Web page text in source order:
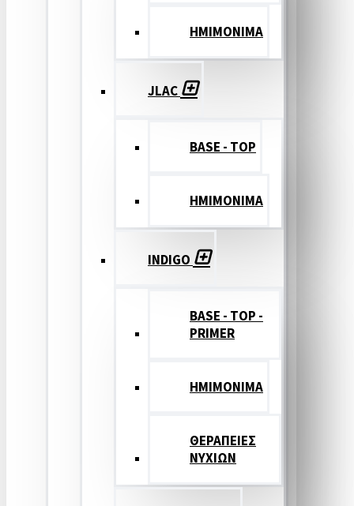
ΗΜΙΜΟΝΙΜΑ
JLAC
BASE - TOP
ΗΜΙΜΟΝΙΜΑ
INDIGO
BASE - TOP -
PRIMER
HMIMONIMA
ΘΕΡΑΠΕΙΕΣ
ΝΥΧΙΩΝ